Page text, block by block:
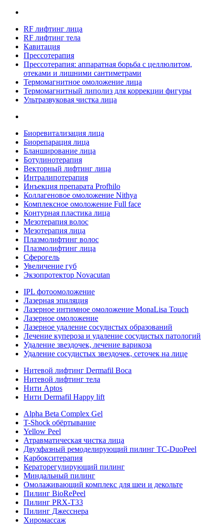
RF лифтинг лица
RF лифтинг тела
Кавитация
Прессотерапия
Прессотерапия: аппаратная борьба с целлюлитом,
отеками и лишними сантиметрами
Термомагнитное омоложение лица
Термомагнитный липолиз для коррекции фигуры
Ультразвуковая чистка лица
Биоревитализация лица
Биорепарация лица
Бланширование лица
Ботулинотерапия
Векторный лифтинг лица
Интралипотерапия
Инъекция препарата Profhilo
Коллагеновое омоложение Nithya
Комплексное омоложение Full face
Контурная пластика лица
Мезотерапия волос
Мезотерапия лица
Плазмолифтинг волос
Плазмолифтинг лица
Сферогель
Увеличение губ
Экзопротектор Novacutan
IPL фотоомоложение
Лазерная эпиляция
Лазерное интимное омоложение MonaLisa Touch
Лазерное омоложение
Лазерное удаление сосудистых образований
Лечение купероза и удаление сосудистых патологий
Удаление звездочек, лечение варикоза
Удаление сосудистых звездочек, сеточек на лице
Нитевой лифтинг Dermafil Boca
Нитевой лифтинг тела
Нити Aptos
Нити Dermafil Happy lift
Alpha Beta Complex Gel
T-Shock обёртывание
Yellow Peel
Атравматическая чистка лица
Двухфазный ремоделирующий пилинг TC-DuoPeel
Карбокситерапия
Кераторегулирующий пилинг
Миндальный пилинг
Омолаживающий комплекс для шеи и декольте
Пилинг BioRePeel
Пилинг PRX-T33
Пилинг Джесснера
Хиромассаж